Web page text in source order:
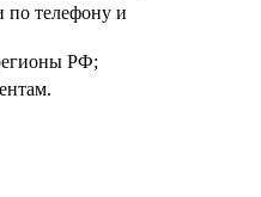
по телефону и
РФ;